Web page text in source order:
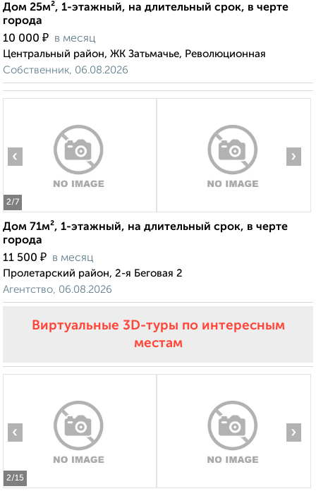
Дом 25м², 1-этажный, на длительный срок, в черте
города
10 000 ₽ в месяц
Центральный район, ЖК Затьмачье, Революционная
Собственник, 06.08.2026
2/7
‹ ›
Дом 71м², 1-этажный, на длительный срок, в черте
города
11 500 ₽ в месяц
Пролетарский район, 2-я Беговая 2
Агентство, 06.08.2026
Виртуальные 3D-туры по интересным
местам
2/15
‹ ›